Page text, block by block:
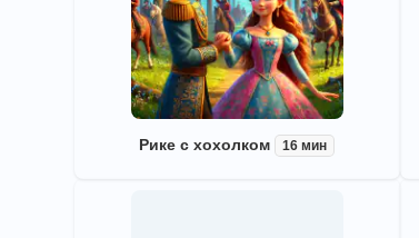
Рике с хохолком 16 мин